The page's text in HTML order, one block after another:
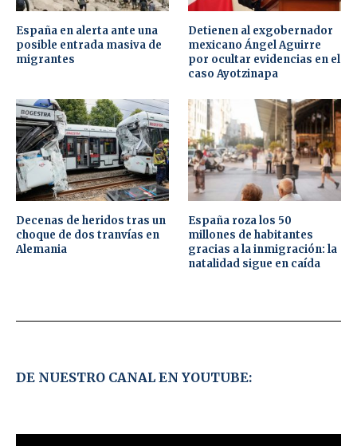
España en alerta ante una
posible entrada masiva de
migrantes
Detienen al exgobernador
mexicano Ángel Aguirre
por ocultar evidencias en el
caso Ayotzinapa
Decenas de heridos tras un
choque de dos tranvías en
Alemania
España roza los 50
millones de habitantes
gracias a la inmigración: la
natalidad sigue en caída
DE NUESTRO CANAL EN YOUTUBE: